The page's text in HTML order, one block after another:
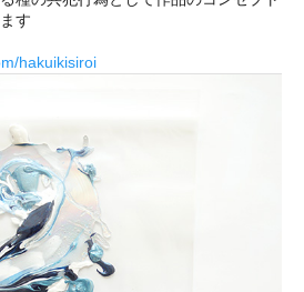
す
hakuikisiroi